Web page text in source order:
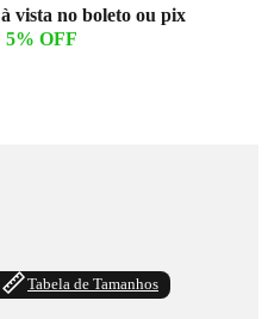
à vista no boleto ou pix
5% OFF
Tabela de Tamanhos